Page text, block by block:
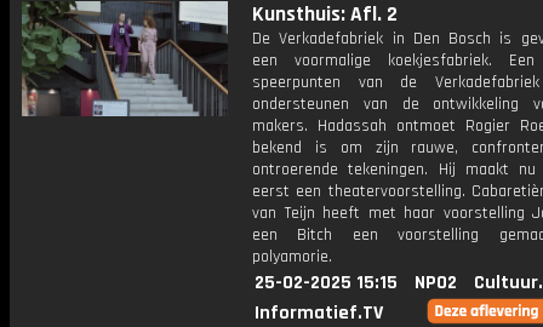
Kunsthuis: Afl. 2
De Verkadefabriek in Den Bosch is
een voormalige koekjesfabriek.
speerpunten van de
ondersteunen van de ontwikkeling
makers. Hadassah ontmoet Rogier
bekend is om zijn rauwe,
ontroerende tekeningen. Hij maakt
eerst een theatervoorstelling.
van Teijn heeft met haar voorstelling
een Bitch een voorstelling
polyamorie.
25-02-2025 15:15 NPO2
Informatief.TV